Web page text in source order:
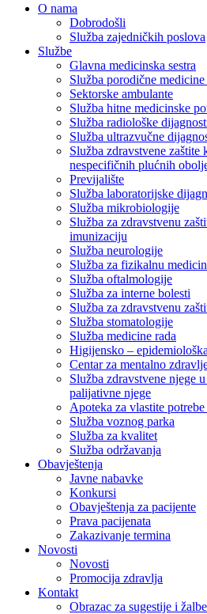
O nama
Dobrodošli
Služba zajedničkih poslova
Službe
Glavna medicinska sestra
Služba porodične
Sektorske ambulante
Služba hitne medicinske
Služba radiološke
Služba ultrazvučne
Služba zdravstvene zaštite
nespecifičnih plućnih
Previjalište
Služba laboratorijske
Služba mikrobiologije
Služba za zdravstvenu
imunizaciju
Služba neurologije
Služba za fizikalnu
Služba oftalmologije
Služba za interne bolesti
Služba za zdravstvenu
Služba stomatologije
Služba medicine rada
Higijensko –
Centar za mentalno
Služba zdravstvene njege
palijativne njege
Apoteka za vlastite potrebe
Služba voznog parka
Služba za kvalitet
Služba održavanja
Obavještenja
Javne nabavke
Konkursi
Obavještenja za pacijente
Prava pacijenata
Zakazivanje termina
Novosti
Novosti
Promocija zdravlja
Kontakt
Obrazac za sugestije i žalbe